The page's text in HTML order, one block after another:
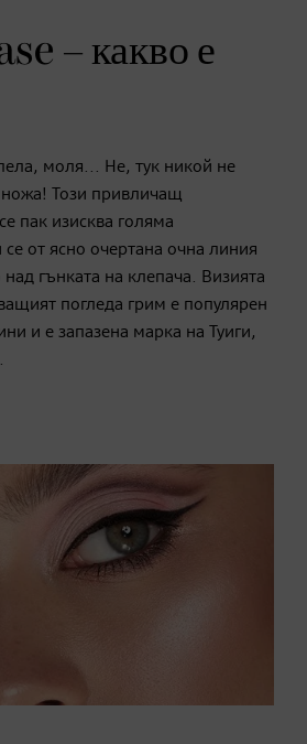
– какво е
моля... Не, тук никой не
ножа! Този привличащ
пак изисква голяма
се от ясно очертана очна линия
над гънката на клепача. Визията
погледа грим е популярен
и е запазена марка на Туиги,